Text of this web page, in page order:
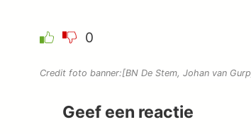
0
Credit foto banner:[BN De Stem, Johan van
Geef een reactie